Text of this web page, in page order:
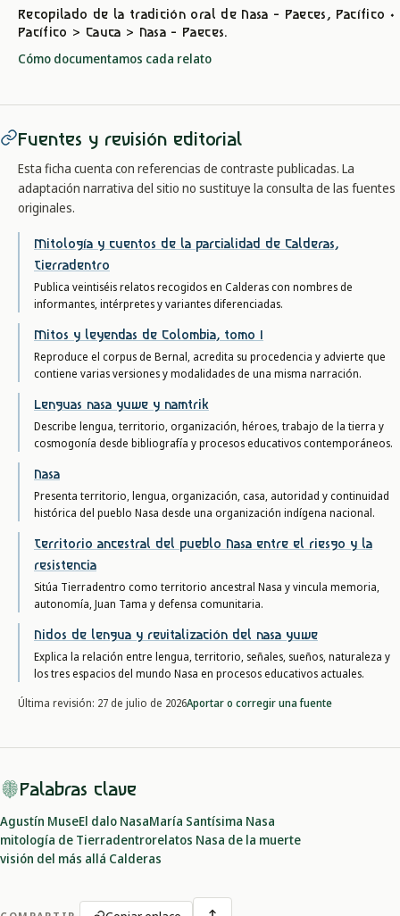
Recopilado de la tradición oral de Nasa - Paeces, Pacífico ·
Pacífico > Cauca > Nasa - Paeces.
Cómo documentamos cada relato
Fuentes y revisión editorial
Esta ficha cuenta con referencias de contraste publicadas. La
adaptación narrativa del sitio no sustituye la consulta de las fuentes
originales.
Mitología y cuentos de la parcialidad de Calderas,
Tierradentro
Publica veintiséis relatos recogidos en Calderas con nombres de
informantes, intérpretes y variantes diferenciadas.
Mitos y leyendas de Colombia, tomo I
Reproduce el corpus de Bernal, acredita su procedencia y advierte que
contiene varias versiones y modalidades de una misma narración.
Lenguas nasa yuwe y namtrik
Describe lengua, territorio, organización, héroes, trabajo de la tierra y
cosmogonía desde bibliografía y procesos educativos contemporáneos.
Nasa
Presenta territorio, lengua, organización, casa, autoridad y continuidad
histórica del pueblo Nasa desde una organización indígena nacional.
Territorio ancestral del pueblo Nasa entre el riesgo y la
resistencia
Sitúa Tierradentro como territorio ancestral Nasa y vincula memoria,
autonomía, Juan Tama y defensa comunitaria.
Nidos de lengua y revitalización del nasa yuwe
Explica la relación entre lengua, territorio, señales, sueños, naturaleza y
los tres espacios del mundo Nasa en procesos educativos actuales.
Última revisión: 27 de julio de 2026Aportar o corregir una fuente
Palabras clave
Agustín MuseEl dalo NasaMaría Santísima Nasa
mitología de Tierradentrorelatos Nasa de la muerte
visión del más allá Calderas